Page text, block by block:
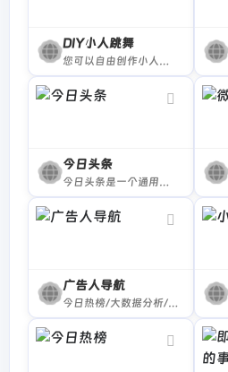
DIY小人跳舞
您可以自由创作小人的外观，并让他们跳舞。
今日头条
今日头条是一个通用信息平台，致力于连接人与信息，让优质丰富的信息得到高效精准的分发，促使信息创造价值。
广告人导航
今日热榜/大数据分析/PPT模板/设计导航/营销策略大全网址导航